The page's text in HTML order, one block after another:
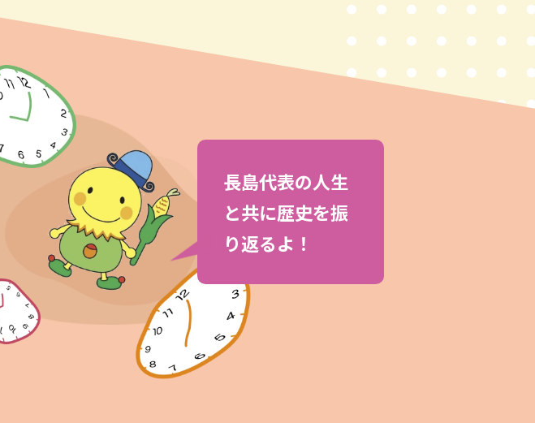
長島代表の人生
と共に歴史を振
り返るよ！